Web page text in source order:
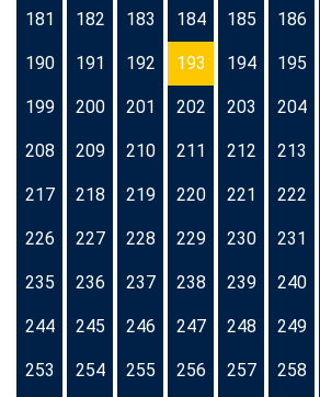
181 182 183 184 185 186
190 191 192 193 194 195
199 200 201 202 203 204
208 209 210 211 212 213
217 218 219 220 221 222
226 227 228 229 230 231
235 236 237 238 239 240
244 245 246 247 248 249
253 254 255 256 257 258